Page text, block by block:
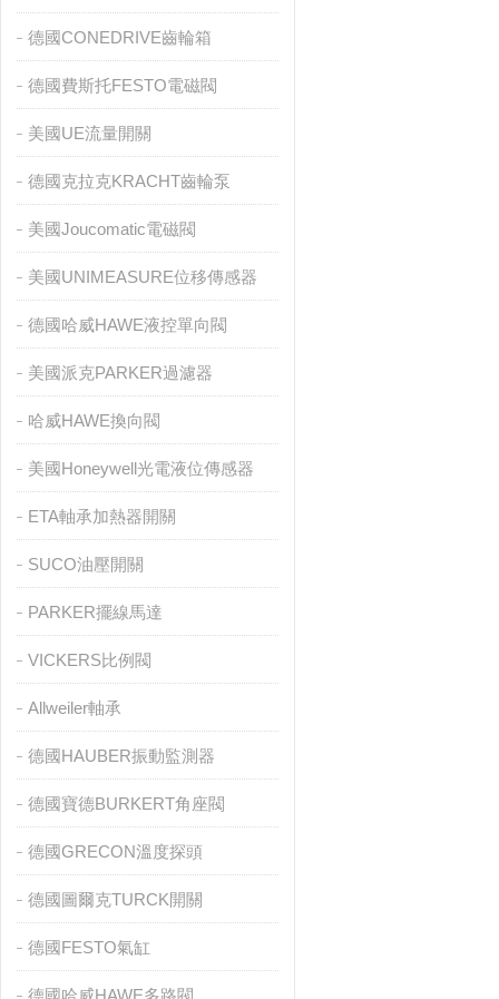
德國CONEDRIVE齒輪箱
德國費斯托FESTO電磁閥
美國UE流量開關
德國克拉克KRACHT齒輪泵
美國Joucomatic電磁閥
美國UNIMEASURE位移傳感器
德國哈威HAWE液控單向閥
美國派克PARKER過濾器
哈威HAWE換向閥
美國Honeywell光電液位傳感器
ETA軸承加熱器開關
SUCO油壓開關
PARKER擺線馬達
VICKERS比例閥
Allweiler軸承
德國HAUBER振動監測器
德國寶德BURKERT角座閥
德國GRECON溫度探頭
德國圖爾克TURCK開關
德國FESTO氣缸
德國哈威HAWE多路閥